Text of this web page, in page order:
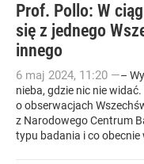
Prof. Pollo: W
się z jednego
innego
6 maj 2024, 11:20 —–
nieba, gdzie nic nie
o obserwacjach
z Narodowego Centrum
typu badania i co obecnie